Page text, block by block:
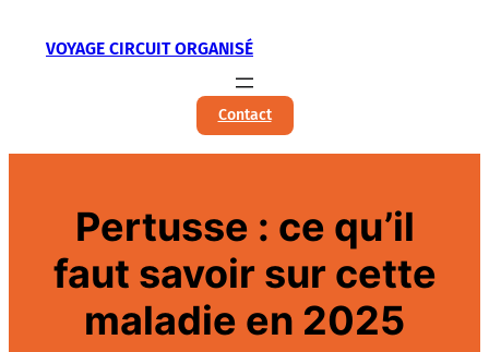
VOYAGE CIRCUIT ORGANISÉ
Contact
Pertusse : ce qu’il
faut savoir sur cette
maladie en 2025